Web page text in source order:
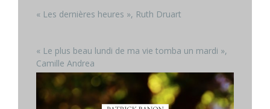
« Les dernières heures », Ruth Druart
« Le plus beau lundi de ma vie tomba un mardi »,
Camille Andrea